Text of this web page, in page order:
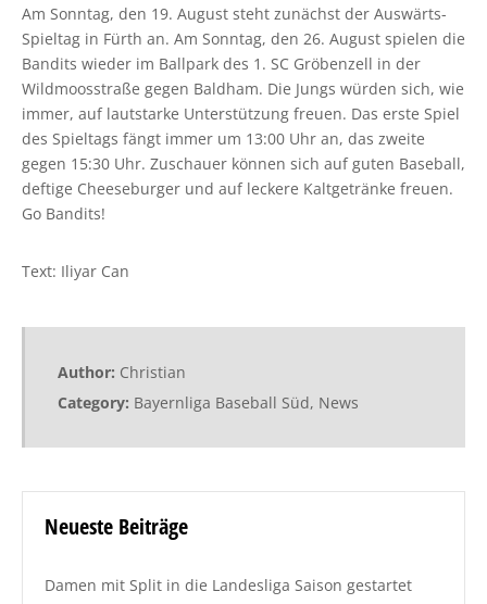
Am Sonntag, den 19. August steht zunächst der Auswärts-
Spieltag in Fürth an. Am Sonntag, den 26. August spielen die
Bandits wieder im Ballpark des 1. SC Gröbenzell in der
Wildmoosstraße gegen Baldham. Die Jungs würden sich, wie
immer, auf lautstarke Unterstützung freuen. Das erste Spiel
des Spieltags fängt immer um 13:00 Uhr an, das zweite
gegen 15:30 Uhr. Zuschauer können sich auf guten Baseball,
deftige Cheeseburger und auf leckere Kaltgetränke freuen.
Go Bandits!
Text: Iliyar Can
Author: Christian
Category: Bayernliga Baseball Süd, News
Neueste Beiträge
Damen mit Split in die Landesliga Saison gestartet